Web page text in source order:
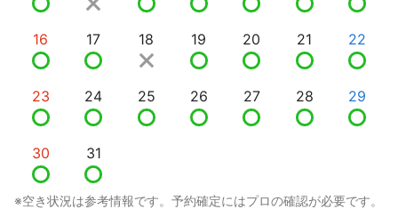
16 17 18 19 20 21 22
23 24 25 26 27 28 29
30 31
※空き状況は参考情報です。予約確定にはプロの確認が必要です。